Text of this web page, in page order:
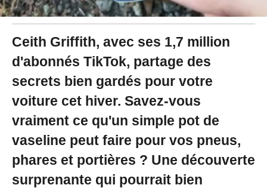
Ceith Griffith, avec ses 1,7 million
d'abonnés TikTok, partage des
secrets bien gardés pour votre
voiture cet hiver. Savez-vous
vraiment ce qu'un simple pot de
vaseline peut faire pour vos pneus,
phares et portières ? Une découverte
surprenante qui pourrait bien